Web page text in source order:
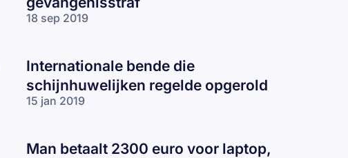
18 sep 2019
Internationale bende die
schijnhuwelijken regelde opgerold
15 jan 2019
Man betaalt 2300 euro voor laptop,